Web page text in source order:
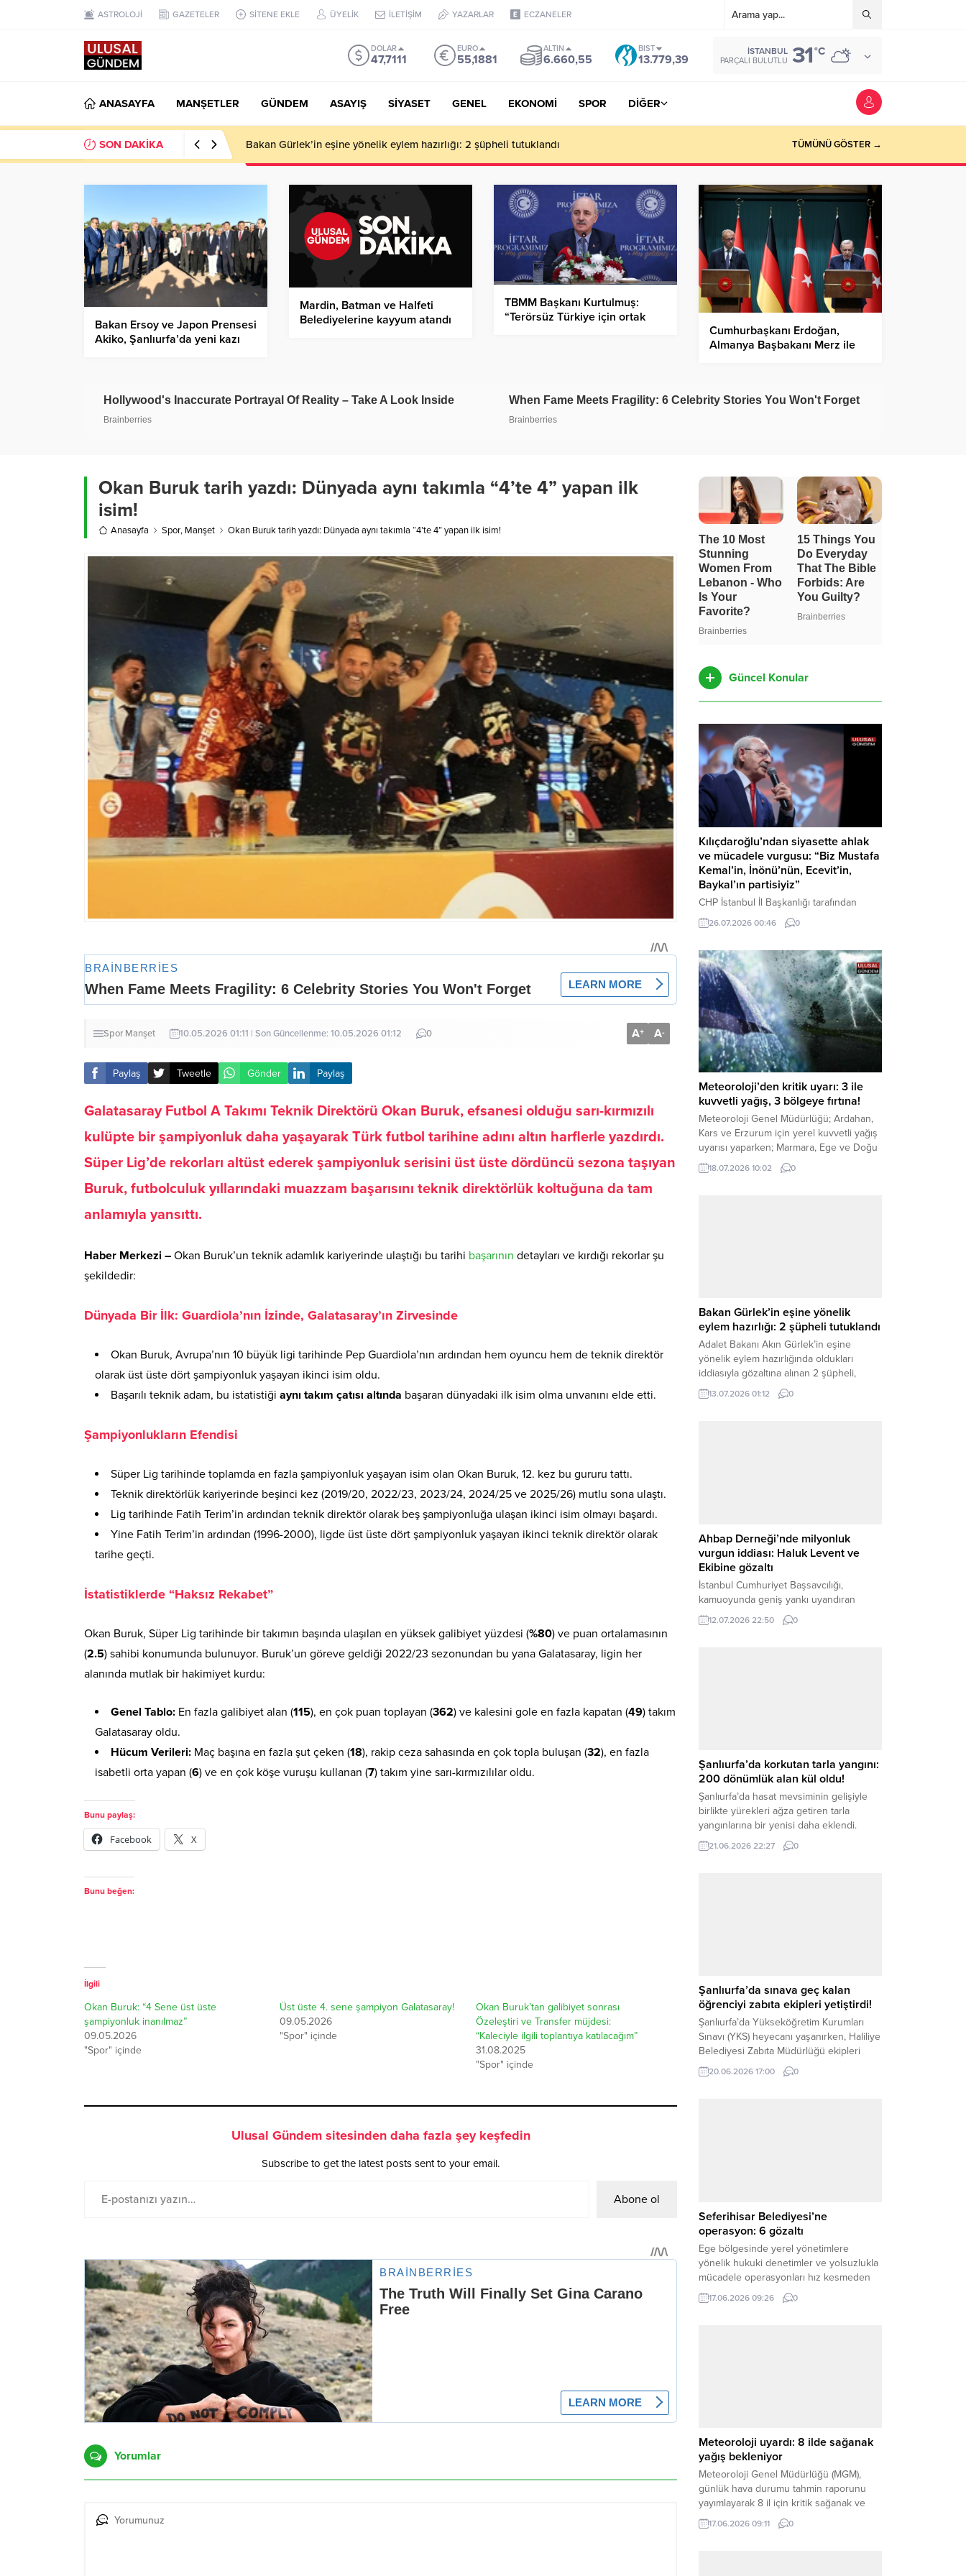
ASTROLOJİ GAZETELER SİTENE EKLE ÜYELİK İLETİŞİM YAZARLAR ECZANELER
DOLAR
47,7111
EURO
55,1881
ALTIN
6.660,55
BIST
13.779,39
İSTANBUL
PARÇALI BULUTLU 31°C
ANASAYFA MANŞETLER GÜNDEM ASAYIŞ SİYASET GENEL EKONOMİ SPOR DİĞER
SON DAKİKA Ahbap Derneği’nde milyonluk vurgun iddiası: Haluk Levent ve Ekibine gözaltı TÜMÜNÜ GÖSTER →
Bakan Ersoy ve Japon Prensesi
Akiko, Şanlıurfa’da yeni kazı
Mardin, Batman ve Halfeti
Belediyelerine kayyum atandı
TBMM Başkanı Kurtulmuş:
“Terörsüz Türkiye için ortak
Cumhurbaşkanı Erdoğan,
Almanya Başbakanı Merz ile
Okan Buruk tarih yazdı: Dünyada aynı takımla “4’te 4” yapan ilk
isim!
Anasayfa Spor, Manşet Okan Buruk tarih yazdı: Dünyada aynı takımla “4’te 4” yapan ilk isim!
Spor Manşet 10.05.2026 01:11 | Son Güncellenme: 10.05.2026 01:12 0 A+ A-
Paylaş Tweetle Gönder Paylaş
Galatasaray Futbol A Takımı Teknik Direktörü Okan Buruk, efsanesi olduğu sarı-kırmızılı
kulüpte bir şampiyonluk daha yaşayarak Türk futbol tarihine adını altın harflerle yazdırdı.
Süper Lig’de rekorları altüst ederek şampiyonluk serisini üst üste dördüncü sezona taşıyan
Buruk, futbolculuk yıllarındaki muazzam başarısını teknik direktörlük koltuğuna da tam
anlamıyla yansıttı.
Haber Merkezi – Okan Buruk’un teknik adamlık kariyerinde ulaştığı bu tarihi başarının detayları ve kırdığı rekorlar şu
şekildedir:
Dünyada Bir İlk: Guardiola’nın İzinde, Galatasaray’ın Zirvesinde
Okan Buruk, Avrupa’nın 10 büyük ligi tarihinde Pep Guardiola’nın ardından hem oyuncu hem de teknik direktör
olarak üst üste dört şampiyonluk yaşayan ikinci isim oldu.
Başarılı teknik adam, bu istatistiği aynı takım çatısı altında başaran dünyadaki ilk isim olma unvanını elde etti.
Şampiyonlukların Efendisi
Süper Lig tarihinde toplamda en fazla şampiyonluk yaşayan isim olan Okan Buruk, 12. kez bu gururu tattı.
Teknik direktörlük kariyerinde beşinci kez (2019/20, 2022/23, 2023/24, 2024/25 ve 2025/26) mutlu sona ulaştı.
Lig tarihinde Fatih Terim’in ardından teknik direktör olarak beş şampiyonluğa ulaşan ikinci isim olmayı başardı.
Yine Fatih Terim’in ardından (1996-2000), ligde üst üste dört şampiyonluk yaşayan ikinci teknik direktör olarak
tarihe geçti.
İstatistiklerde “Haksız Rekabet”
Okan Buruk, Süper Lig tarihinde bir takımın başında ulaşılan en yüksek galibiyet yüzdesi (%80) ve puan ortalamasının
(2.5) sahibi konumunda bulunuyor. Buruk’un göreve geldiği 2022/23 sezonundan bu yana Galatasaray, ligin her
alanında mutlak bir hakimiyet kurdu:
Genel Tablo: En fazla galibiyet alan (115), en çok puan toplayan (362) ve kalesini gole en fazla kapatan (49) takım
Galatasaray oldu.
Hücum Verileri: Maç başına en fazla şut çeken (18), rakip ceza sahasında en çok topla buluşan (32), en fazla
isabetli orta yapan (6) ve en çok köşe vuruşu kullanan (7) takım yine sarı-kırmızılılar oldu.
Bunu paylaş:
Facebook X
Bunu beğen:
İlgili
Okan Buruk: “4 Sene üst üste
şampiyonluk inanılmaz”
09.05.2026
"Spor" içinde
Üst üste 4. sene şampiyon Galatasaray!
09.05.2026
"Spor" içinde
Okan Buruk’tan galibiyet sonrası
Özeleştiri ve Transfer müjdesi:
“Kaleciyle ilgili toplantıya katılacağım”
31.08.2025
"Spor" içinde
Ulusal Gündem sitesinden daha fazla şey keşfedin
Subscribe to get the latest posts sent to your email.
Abone ol
Yorumlar
Güncel Konular
Kılıçdaroğlu’ndan siyasette ahlak
ve mücadele vurgusu: “Biz Mustafa
Kemal’in, İnönü’nün, Ecevit’in,
Baykal’ın partisiyiz”
CHP İstanbul İl Başkanlığı tarafından
düzenlenen Üye Katılım Töreni’nde
konuşan Kemal Kılıçdaroğlu; partinin
beşli çetelerle mücadeleden Aile
Destekleri Sigortası’na kadar birçok kritik
konuda sert ve net mesajlar verdi. Haber
Merkezi – CHP Genel Başkanı Kemal
Kılıçdaroğlu, Rauf Denktaş Kültür
Merkezi’nde gerçekleştirilen ve yeni
üyelere rozetlerinin takıldığı...
26.07.2026 00:46 0
Meteoroloji’den kritik uyarı: 3 ile
kuvvetli yağış, 3 bölgeye fırtına!
Meteoroloji Genel Müdürlüğü; Ardahan,
Kars ve Erzurum için yerel kuvvetli yağış
uyarısı yaparken; Marmara, Ege ve Doğu
Anadolu’nun belirli kesimlerinde ise
saatte 60 kilometre hıza ulaşabilecek
18.07.2026 10:02 0
Bakan Gürlek’in eşine yönelik
eylem hazırlığı: 2 şüpheli tutuklandı
Adalet Bakanı Akın Gürlek’in eşine
yönelik eylem hazırlığında oldukları
iddiasıyla gözaltına alınan 2 şüpheli,
U.Y. ve...
Ahbap Derneği’nde milyonluk
vurgun iddiası: Haluk Levent ve
Ekibine gözaltı
İstanbul Cumhuriyet Başsavcılığı,
kapsamında derinleştirildiği bildirildi.
Haber Merkezi – Soruşturmanın
odağında, özellikle 6 Şubat...
Şanlıurfa’da korkutan tarla yangını:
200 dönümlük alan kül oldu!
Şanlıurfa’da hasat mevsiminin gelişiyle
birlikte yürekleri ağza getiren tarla
Şanlıurfa’da sınava geç kalan
öğrenciyi zabıta ekipleri yetiştirdi!
Sınavı (YKS) heyecanı yaşanırken, Haliliye
Seferihisar Belediyesi’ne
operasyon: 6 gözaltı
Ege bölgesinde yerel yönetimlere
yönelik hukuki denetimler ve yolsuzlukla
bilgilere göre,...
Meteoroloji uyardı: 8 ilde sağanak
yağış bekleniyor
günlük hava durumu tahmin raporunu